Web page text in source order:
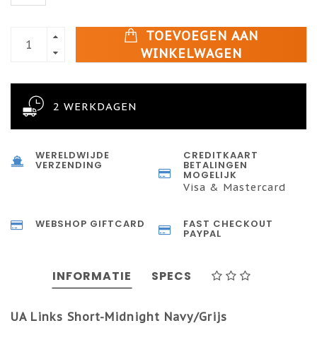
TOEVOEGEN AAN
WINKELWAGEN
2 WERKDAGEN
WERELDWIJDE
VERZENDING
CREDITKAART
BETALINGEN
MOGELIJK
Visa & Mastercard
WEBSHOP GIFTCARD FAST CHECKOUT
PAYPAL
INFORMATIE SPECS
UA Links Short-Midnight Navy/Grijs